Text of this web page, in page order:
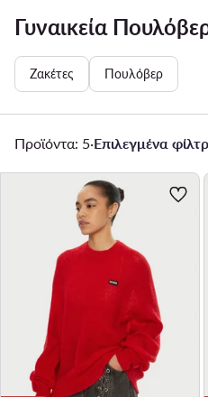
Γυναικεία
Ζακέτες Πουλόβερ
Προϊόντα: 5·Επιλεγμένα